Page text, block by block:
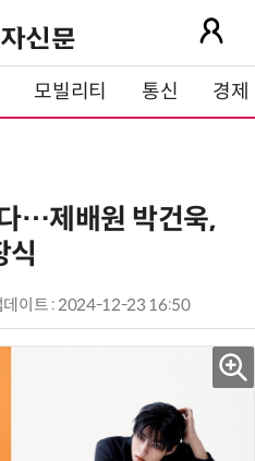
모빌리티 통신 경제
…제배원 박건욱,
식
데이트 : 2024-12-23 16:50